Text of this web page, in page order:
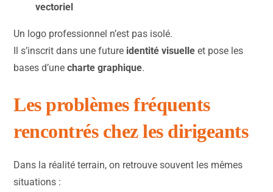
vectoriel
Un logo professionnel n’est pas isolé.
Il s’inscrit dans une future identité visuelle et pose les
bases d’une charte graphique.
Les problèmes fréquents
rencontrés chez les dirigeants
Dans la réalité terrain, on retrouve souvent les mêmes
situations :